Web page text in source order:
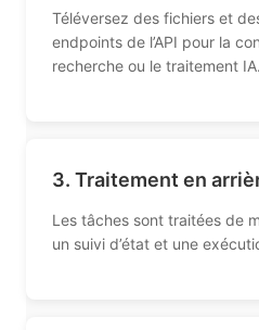
Téléversez des fichiers et
endpoints de l’API pour la
recherche ou le traitement IA.
3. Traitement en
Les tâches sont traitées de
un suivi d’état et une